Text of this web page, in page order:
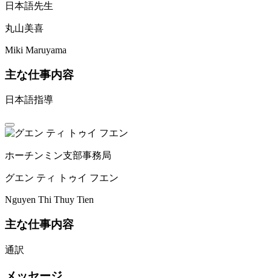
日本語先生
丸山美喜
Miki Maruyama
主な仕事内容
日本語指導
ホーチンミン支部事務局
グエン ティ トゥイ フエン
Nguyen Thi Thuy Tien
主な仕事内容
通訳